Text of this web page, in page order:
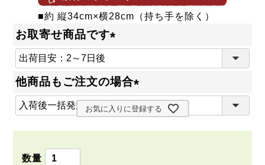
■約 縦34cm×横28cm（持ち手を除く）
お取寄せ商品です
必
)
他商品もご注文の場合
(
お気に入りに登録する